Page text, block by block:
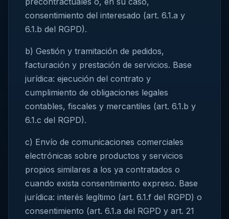
consentimiento del interesado (art. 6.1.a y
6.1.b del RGPD).
b) Gestión y tramitación de pedidos,
facturación y prestación de servicios. Base
jurídica: ejecución del contrato y
cumplimiento de obligaciones legales
contables, fiscales y mercantiles (art. 6.1.b y
6.1.c del RGPD).
c) Envío de comunicaciones comerciales
electrónicas sobre productos y servicios
propios similares a los ya contratados o
cuando exista consentimiento expreso. Base
jurídica: interés legítimo (art. 6.1.f del RGPD) o
consentimiento (art. 6.1.a del RGPD y art. 21